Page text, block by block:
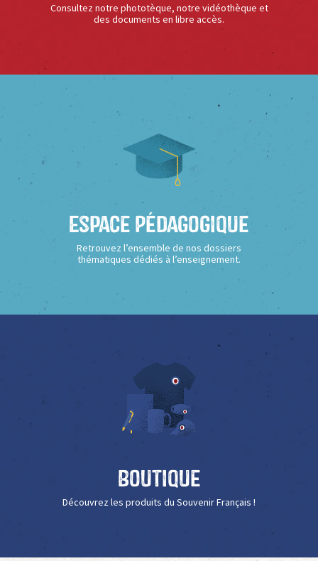
Consultez notre phototèque, notre vidéothèque et
des documents en libre accès.
Espace Pédagogique
Retrouvez l’ensemble de nos dossiers
thématiques dédiés à l’enseignement.
Boutique
Découvrez les produits du Souvenir Français !